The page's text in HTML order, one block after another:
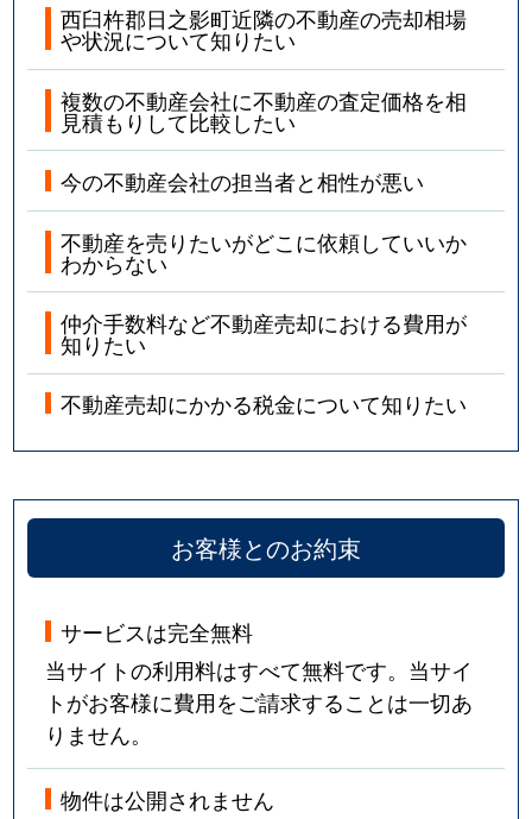
西臼杵郡日之影町近隣の不動産の売却相場
や状況について知りたい
複数の不動産会社に不動産の査定価格を相
見積もりして比較したい
今の不動産会社の担当者と相性が悪い
不動産を売りたいがどこに依頼していいか
わからない
仲介手数料など不動産売却における費用が
知りたい
不動産売却にかかる税金について知りたい
お客様とのお約束
サービスは完全無料
当サイトの利用料はすべて無料です。当サイ
トがお客様に費用をご請求することは一切あ
りません。
物件は公開されません